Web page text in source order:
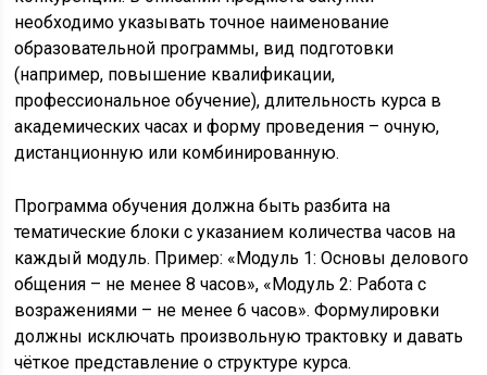
необходимо указывать точное наименование
образовательной программы, вид подготовки
(например, повышение квалификации,
профессиональное обучение), длительность курса в
академических часах и форму проведения – очную,
дистанционную или комбинированную.
Программа обучения должна быть разбита на
тематические блоки с указанием количества часов на
каждый модуль. Пример: «Модуль 1: Основы делового
общения – не менее 8 часов», «Модуль 2: Работа с
возражениями – не менее 6 часов». Формулировки
должны исключать произвольную трактовку и давать
чёткое представление о структуре курса.